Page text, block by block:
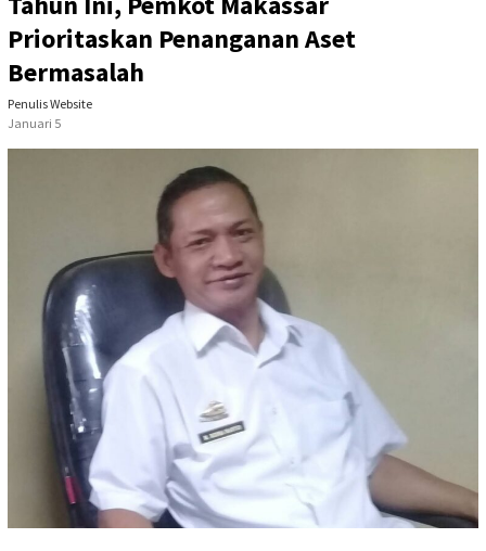
Prioritaskan Penanganan Aset
Bermasalah
Penulis Website
Januari 5